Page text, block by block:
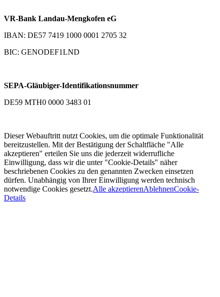
VR-Bank Landau-Mengkofen eG
IBAN: DE57 7419 1000 0001 2705 32
BIC: GENODEF1LND
SEPA-Gläubiger-Identifikationsnummer
DE59 MTH0 0000 3483 01
Dieser Webauftritt nutzt Cookies, um die optimale Funktionalität
bereitzustellen. Mit der Bestätigung der Schaltfläche "Alle
akzeptieren" erteilen Sie uns die jederzeit widerrufliche
Einwilligung, dass wir die unter "Cookie-Details" näher
beschriebenen Cookies zu den genannten Zwecken einsetzen
dürfen. Unabhängig von Ihrer Einwilligung werden technisch
notwendige Cookies gesetzt.Alle akzeptierenAblehnenCookie-
Details